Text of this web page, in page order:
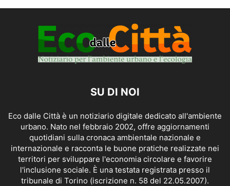
SU DI NOI
Eco dalle Città è un notiziario digitale dedicato all'ambiente
urbano. Nato nel febbraio 2002, offre aggiornamenti
quotidiani sulla cronaca ambientale nazionale e
internazionale e racconta le buone pratiche realizzate nei
territori per sviluppare l'economia circolare e favorire
l'inclusione sociale. È una testata registrata presso il
tribunale di Torino (iscrizione n. 58 del 22.05.2007).